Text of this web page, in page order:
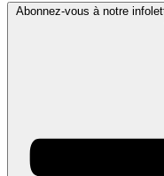
Abonnez-vous à notre